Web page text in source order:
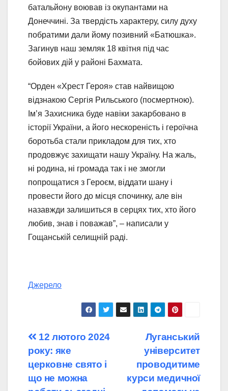
батальйону воював із окупантами на
Донеччині. За твердість характеру, силу духу
побратими дали йому позивний «Батюшка».
Загинув наш земляк 18 квітня під час
бойових дій у районі Бахмата.
“Орден «Хрест Героя» став найвищою
відзнакою Сергія Рильського (посмертною).
Ім’я Захисника буде навіки закарбовано в
історії України, а його нескореність і героїчна
боротьба стали прикладом для тих, хто
продовжує захищати нашу Україну. На жаль,
ні родина, ні громада так і не змогли
попрощатися з Героєм, віддати шану і
провести його до місця спочинку, але він
назавжди залишиться в серцях тих, хто його
любив, знав і поважав”, – написали у
Гощанській селищній раді.
Джерело
Навігація
записів
Луганський
університет
проводитиме
курси медичної
12 лютого 2024
року: яке
церковне свято і
що не можна